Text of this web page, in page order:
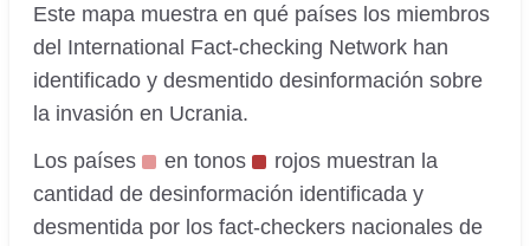
Este mapa muestra en qué países los miembros
del International Fact-checking Network han
identificado y desmentido desinformación sobre
la invasión en Ucrania.
Los países
en tonos
rojos muestran la
cantidad de desinformación identificada y
desmentida por los fact-checkers nacionales de